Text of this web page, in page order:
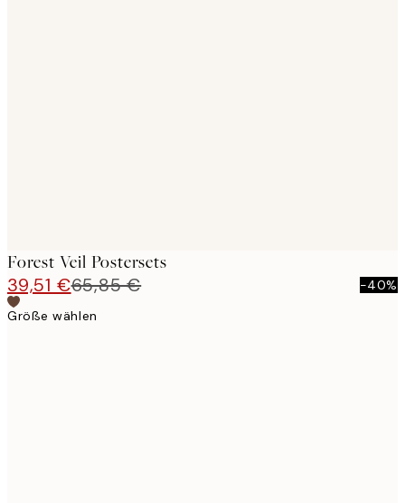
Forest Veil Postersets
39,51 €65,85 €
-40%
Größe wählen